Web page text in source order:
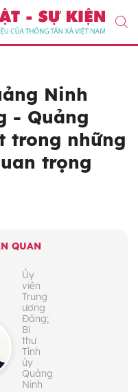
Ninh
- Quảng
trong những
trọng
QUAN
Ủy
viên
Trung
ương
Đảng;
Bí
thư
Tỉnh
ủy
Quảng
Ninh